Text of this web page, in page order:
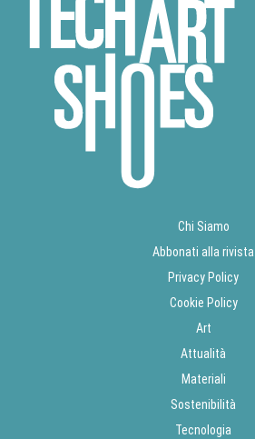
Chi Siamo
Abbonati alla rivista
Privacy Policy
Cookie Policy
Art
Attualità
Materiali
Sostenibilità
Tecnologia